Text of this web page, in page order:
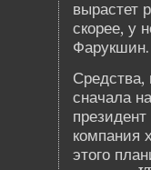
вырастет
скорее, у
Фарукшин.
Средства,
сначала
компания
этого